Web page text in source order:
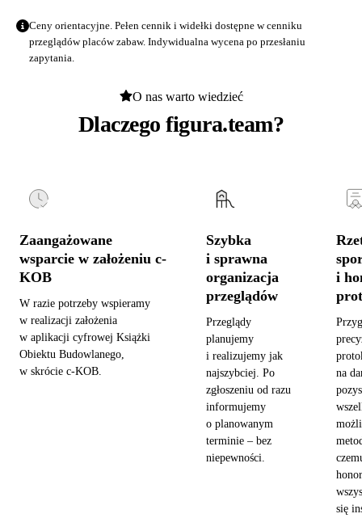
Ceny orientacyjne. Pełen cennik i widełki dostępne wcenniku
przeglądów placów zabaw. Indywidualna wycena po przesłaniu
zapytania.
O nas warto wiedzieć
Dlaczego figura.team?
Zaangażowane
wsparcie w założeniu c-
KOB
W razie potrzeby wspieramy
w realizacji założenia
w aplikacji cyfrowej Książki
Obiektu Budowlanego,
w skrócie c-KOB.
Szybka
i sprawna
organizacja
przeglądów
Przeglądy
planujemy
i realizujemy jak
najszybciej. Po
zgłoszeniu od razu
informujemy
o planowanym
terminie – bez
niepewności.
i
na
się